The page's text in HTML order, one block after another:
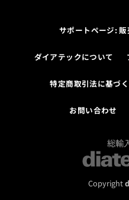
サポートページ:
ダイアテックについて
特定商取引法に基づ
お問い合わせ
総輸
Copyright